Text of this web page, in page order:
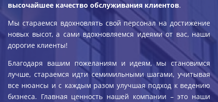
высочайшее качество обслуживания клиентов.
Мы стараемся вдохновлять свой персонал на достижение
новых высот, а сами вдохновляемся идеями от вас, наши
дорогие клиенты!
Благодаря вашим пожеланиям и идеям, мы становимся
лучше, стараемся идти семимильными шагами, учитывая
все нюансы и с каждым разом улучшая подход к ведению
бизнеса. Главная ценность нашей компании – это наши